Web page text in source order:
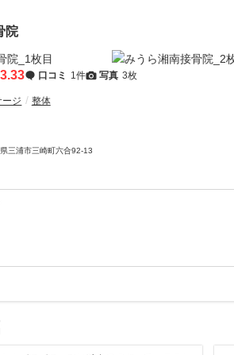
院
3.33 口コミ 1件 写真 3枚
ージ 整体
三浦市三崎町六合92-13